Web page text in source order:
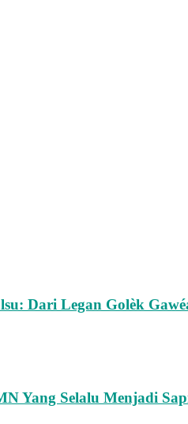
Dari Legan Golèk
Yang Selalu Menjadi